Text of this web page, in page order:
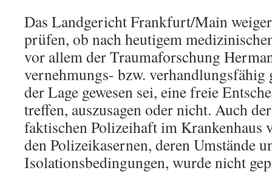
Das Landgericht Frankfurt/Main
prüfen, ob nach heutigem
vor allem der Traumaforschung
vernehmungs- bzw. verhandlungsfähig
der Lage gewesen sei, eine freie
treffen, auszusagen oder nicht. Auch
faktischen Polizeihaft im Krankenhaus
den Polizeikasernen, deren Umstände
Isolationsbedingungen, wurde nicht